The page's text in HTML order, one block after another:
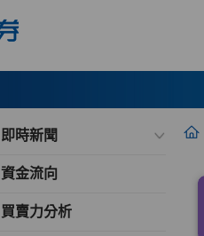
即時新聞
資金流向
買賣力分析